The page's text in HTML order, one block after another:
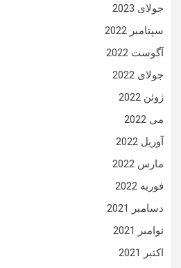
جولای 2023
سپتامبر 2022
آگوست 2022
جولای 2022
ژوئن 2022
می 2022
آوریل 2022
مارس 2022
فوریه 2022
دسامبر 2021
نوامبر 2021
اکتبر 2021